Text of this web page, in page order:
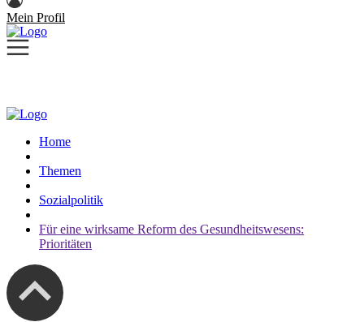
Mein Profil
Home
Themen
Sozialpolitik
Für eine wirksame Reform des Gesundheitswesens:
Prioritäten